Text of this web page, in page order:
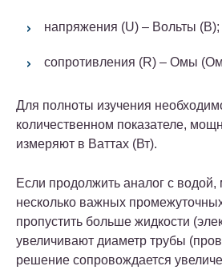
напряжения (U) – Вольты (В);
сопротивления (R) – Омы
Для полноты изучения
количественном показателе,
измеряют в Ваттах (Вт).
Если продолжить аналог с водой,
несколько важных
пропустить больше жидкости
увеличивают диаметр трубы
решение сопровождается